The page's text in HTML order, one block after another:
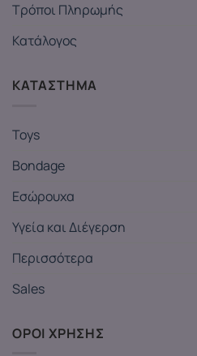
Τρόποι Πληρωμής
Κατάλογος
ΚΑΤΑΣΤΗΜΑ
Toys
Bondage
Εσώρουχα
Υγεία και Διέγερση
Περισσότερα
Sales
ΟΡΟΙ ΧΡΗΣΗΣ